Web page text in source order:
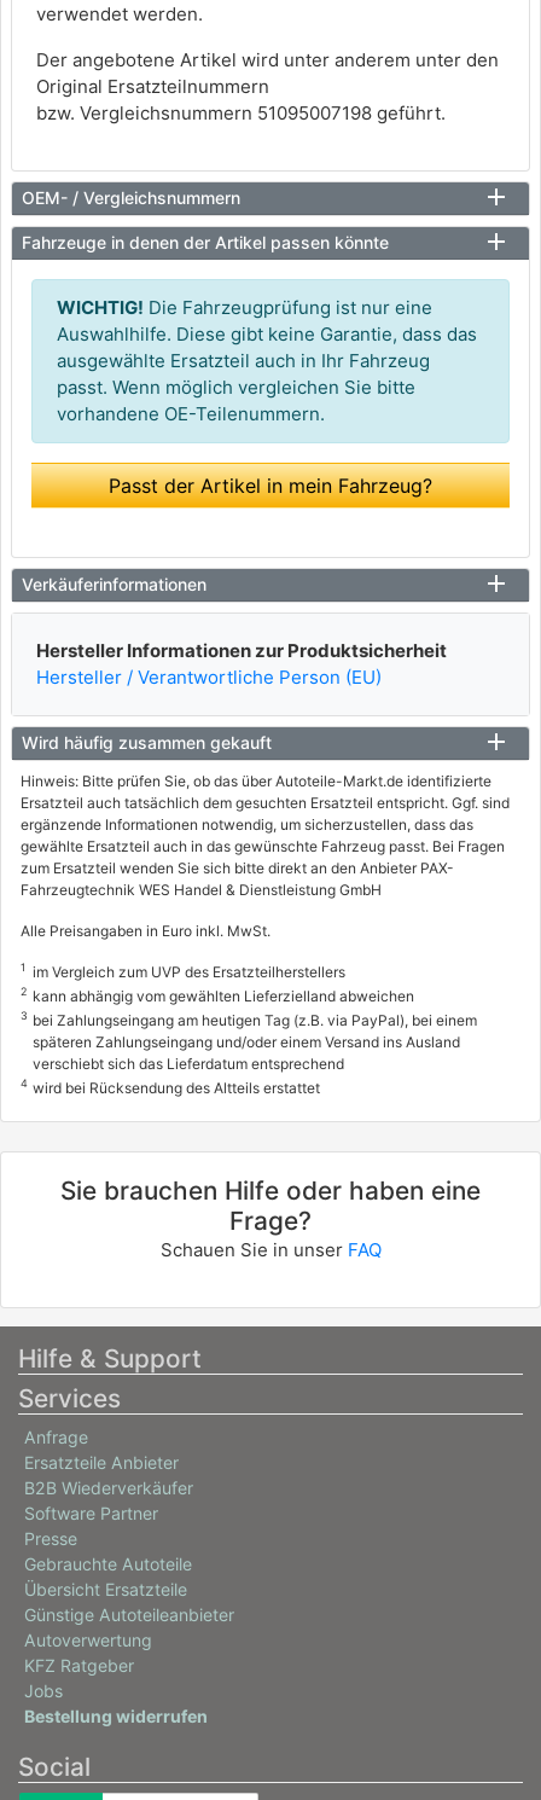
verwendet werden.
Der angebotene Artikel wird unter anderem unter den
Original Ersatzteilnummern
bzw. Vergleichsnummern 51095007198 geführt.
OEM- / Vergleichsnummern
Fahrzeuge in denen der Artikel passen könnte
WICHTIG! Die Fahrzeugprüfung ist nur eine
Auswahlhilfe. Diese gibt keine Garantie, dass das
ausgewählte Ersatzteil auch in Ihr Fahrzeug
passt. Wenn möglich vergleichen Sie bitte
vorhandene OE-Teilenummern.
Passt der Artikel in mein Fahrzeug?
Verkäuferinformationen
Hersteller Informationen zur Produktsicherheit
Hersteller / Verantwortliche Person (EU)
Wird häufig zusammen gekauft
Hinweis: Bitte prüfen Sie, ob das über Autoteile-Markt.de identifizierte
Ersatzteil auch tatsächlich dem gesuchten Ersatzteil entspricht. Ggf. sind
ergänzende Informationen notwendig, um sicherzustellen, dass das
gewählte Ersatzteil auch in das gewünschte Fahrzeug passt. Bei Fragen
zum Ersatzteil wenden Sie sich bitte direkt an den Anbieter PAX-
Fahrzeugtechnik WES Handel & Dienstleistung GmbH
Alle Preisangaben in Euro inkl. MwSt.
1 im Vergleich zum UVP des Ersatzteilherstellers
2 kann abhängig vom gewählten Lieferzielland abweichen
3 bei Zahlungseingang am heutigen Tag (z.B. via PayPal), bei einem
späteren Zahlungseingang und/oder einem Versand ins Ausland
verschiebt sich das Lieferdatum entsprechend
4 wird bei Rücksendung des Altteils erstattet
Sie brauchen Hilfe oder haben eine
Frage?
Schauen Sie in unser FAQ
Hilfe & Support
Services
Anfrage
Ersatzteile Anbieter
B2B Wiederverkäufer
Software Partner
Presse
Gebrauchte Autoteile
Übersicht Ersatzteile
Günstige Autoteileanbieter
Autoverwertung
KFZ Ratgeber
Jobs
Bestellung widerrufen
Social